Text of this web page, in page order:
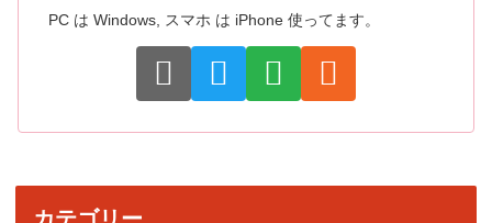
PC は Windows, スマホ は iPhone 使ってます。